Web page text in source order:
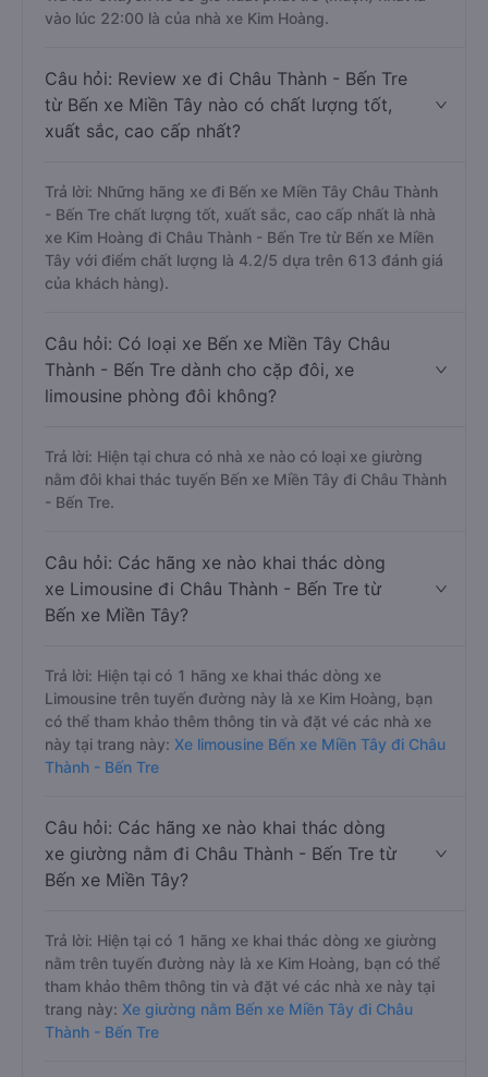
vào lúc 22:00 là của nhà xe Kim Hoàng.
Câu hỏi: Review xe đi Châu Thành - Bến Tre
từ Bến xe Miền Tây nào có chất lượng tốt,
xuất sắc, cao cấp nhất?
Trả lời: Những hãng xe đi Bến xe Miền Tây Châu Thành
- Bến Tre chất lượng tốt, xuất sắc, cao cấp nhất là nhà
xe Kim Hoàng đi Châu Thành - Bến Tre từ Bến xe Miền
Tây với điểm chất lượng là 4.2/5 dựa trên 613 đánh giá
của khách hàng).
Câu hỏi: Có loại xe Bến xe Miền Tây Châu
Thành - Bến Tre dành cho cặp đôi, xe
limousine phòng đôi không?
Trả lời: Hiện tại chưa có nhà xe nào có loại xe giường
nằm đôi khai thác tuyến Bến xe Miền Tây đi Châu Thành
- Bến Tre.
Câu hỏi: Các hãng xe nào khai thác dòng
xe Limousine đi Châu Thành - Bến Tre từ
Bến xe Miền Tây?
Trả lời: Hiện tại có 1 hãng xe khai thác dòng xe
Limousine trên tuyến đường này là xe Kim Hoàng, bạn
có thể tham khảo thêm thông tin và đặt vé các nhà xe
này tại trang này: Xe limousine Bến xe Miền Tây đi Châu
Thành - Bến Tre
Câu hỏi: Các hãng xe nào khai thác dòng
xe giường nằm đi Châu Thành - Bến Tre từ
Bến xe Miền Tây?
Trả lời: Hiện tại có 1 hãng xe khai thác dòng xe giường
nằm trên tuyến đường này là xe Kim Hoàng, bạn có thể
tham khảo thêm thông tin và đặt vé các nhà xe này tại
trang này: Xe giường nằm Bến xe Miền Tây đi Châu
Thành - Bến Tre